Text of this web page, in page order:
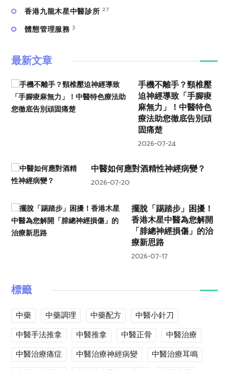
香港九龍木星中醫診所 27
體態管理服務 3
最新文章
手機不離手？頸椎壓
迫神經導致「手腳痠
麻無力」！中醫特色
療法助您徹底告別頑
固痛楚
2026-07-24
中醫如何應對酒精性神經病變？
2026-07-20
擺脫「踢踏步」困擾！
香港木星中醫為您解開
「腓總神經損傷」的治
療新思路
2026-07-17
標籤
中藥 中藥調理 中藥配方
中醫小針刀
中醫手法推拿
中醫推拿 中醫正骨
中醫治療
中醫治療痛症
中醫治療神經病變
中醫治療耳鳴